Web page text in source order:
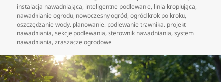
publikacji
instalacja nawadniająca, inteligentne podlewanie, linia kroplująca,
nawadnianie ogrodu, nowoczesny ogród,ogród krok po kroku,
oszczędzanie wody, planowanie, podlewanie trawnika, projekt
nawadniania,sekcje podlewania,sterownik nawadniania,system
nawadniania,zraszacze ogrodowe